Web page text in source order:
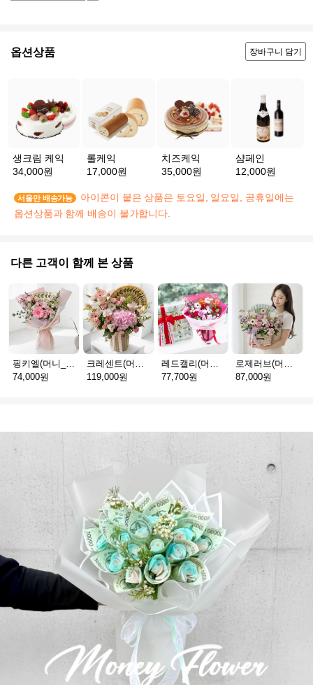
옵션상품 장바구니 담기
생크림 케익
34,000원
롤케익
17,000원
치즈케익
35,000원
샴페인
12,000원
서울만 배송가능
아이콘이 붙은 상품은 토요일, 일요일, 공휴일에는
옵션상품과 함께 배송이 불가합니다.
다른 고객이 함께 본 상품
74,000원
119,000원
77,700원
87,000원